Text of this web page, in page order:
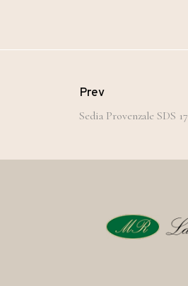
Prev
Sedia Provenzale SDS 17